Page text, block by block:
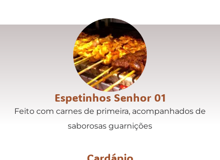
Espetinhos Senhor 01
Feito com carnes de primeira, acompanhados de
saborosas guarnições